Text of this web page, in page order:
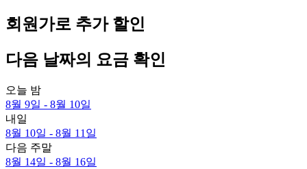
회원가로 추가 할인
다음 날짜의 요금 확인
오늘 밤
8월 9일 - 8월 10일
내일
8월 10일 - 8월 11일
다음 주말
8월 14일 - 8월 16일